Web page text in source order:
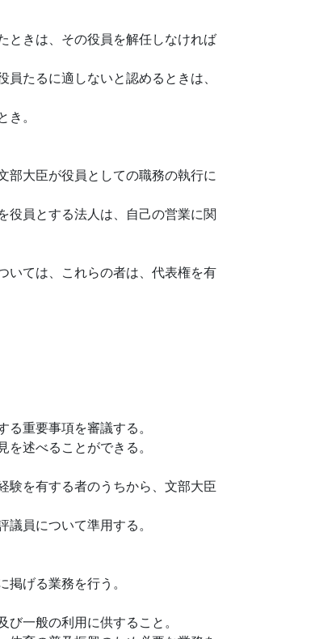
ときは、その役員を解任しなければ
たるに適しないと認めるときは、
。
部大臣が役員としての職務の執行に
役員とする法人は、自己の営業に関
いては、これらの者は、代表権を有
重要事項を審議する。
述べることができる。
験を有する者のうちから、文部大臣
員について準用する。
げる業務を行う。
一般の利用に供すること。